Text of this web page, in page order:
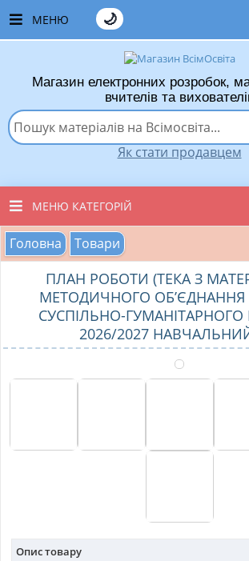
МЕНЮ 🌙
ЧАСТІ ЗАПИТАННЯ
ЯК ТУТ КУПУВАТИ
ЯК ТУТ ПРОДАВАТИ
ХІТИ ПРОДАЖУ
ВПОДОБАНІ ТОВАРИ
КОШИК
Магазин електронних розробок,
вчителів та
Як стати продавцем
МЕНЮ КАТЕГОРІЙ
ВСІ ТОВАРИ
ВИХОВАТЕЛЯМ ДНЗ
ПОЧАТКОВІ КЛАСИ
МАТЕРІАЛИ З ПРЕДМЕТІВ
Головна Товари
ПЛАН РОБОТИ (ТЕКА З
МЕТОДИЧНОГО ОБ’ЄДНАННЯ
СУСПІЛЬНО-
2026/2027
Опис товару